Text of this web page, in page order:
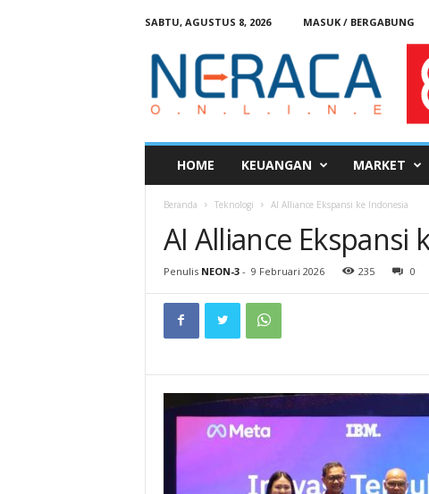
SABTU, AGUSTUS 8, 2026 MASUK / BERGABUNG
HOME KEUANGAN MARKET
Beranda Teknologi AI Alliance Ekspansi ke Indonesia
AI Alliance Ekspansi
Penulis NEON-3- 9 Februari 2026 235 0